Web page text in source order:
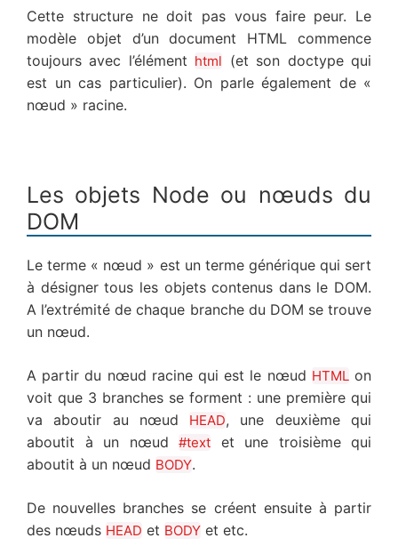
Cette structure ne doit pas vous faire peur. Le
modèle objet d’un document HTML commence
toujours avec l’élément html (et son doctype qui
est un cas particulier). On parle également de «
nœud » racine.
Les objets Node ou nœuds du
DOM
Le terme « nœud » est un terme générique qui sert
à désigner tous les objets contenus dans le DOM.
A l’extrémité de chaque branche du DOM se trouve
un nœud.
A partir du nœud racine qui est le nœud HTMLon
voit que 3 branches se forment : une première qui
va aboutir au nœud HEAD, une deuxième qui
aboutit à un nœud #text et une troisième qui
aboutit à un nœud BODY.
De nouvelles branches se créent ensuite à partir
des nœuds HEAD et BODY et etc.